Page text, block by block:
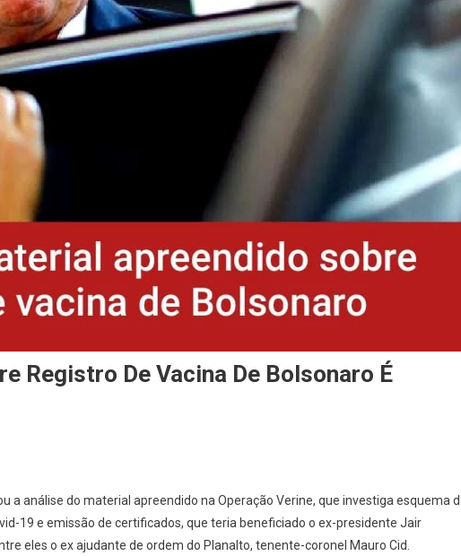
Registro De Vacina De Bolsonaro É
a análise do material apreendido na Operação Verine, que investiga esquema
19 e emissão de certificados, que teria beneficiado o ex-presidente Jair
eles o ex ajudante de ordem do Planalto, tenente-coronel Mauro Cid.